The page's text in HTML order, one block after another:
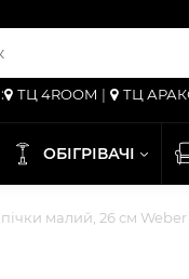
ТЦ 4ROOM | ТЦ
ОБІГРІВАЧІ
малий, 26 см Weber